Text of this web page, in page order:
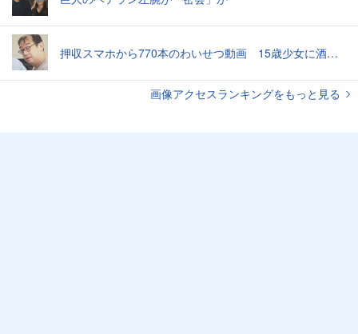
押収スマホから770本のわいせつ動画 15歳少女に酒と薬飲ませ性的暴行か 54歳男を再逮捕 「薬もありますよ」とSNSで誘い出し
画像アクセスランキングをもっと見る